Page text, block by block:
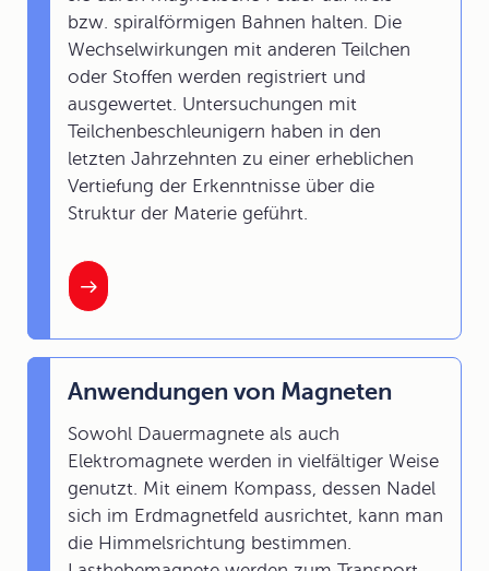
bzw. spiralförmigen Bahnen halten. Die
Wechselwirkungen mit anderen Teilchen
oder Stoffen werden registriert und
ausgewertet. Untersuchungen mit
Teilchenbeschleunigern haben in den
letzten Jahrzehnten zu einer erheblichen
Vertiefung der Erkenntnisse über die
Struktur der Materie geführt.
Anwendungen von Magneten
Sowohl Dauermagnete als auch
Elektromagnete werden in vielfältiger Weise
genutzt. Mit einem Kompass, dessen Nadel
sich im Erdmagnetfeld ausrichtet, kann man
die Himmelsrichtung bestimmen.